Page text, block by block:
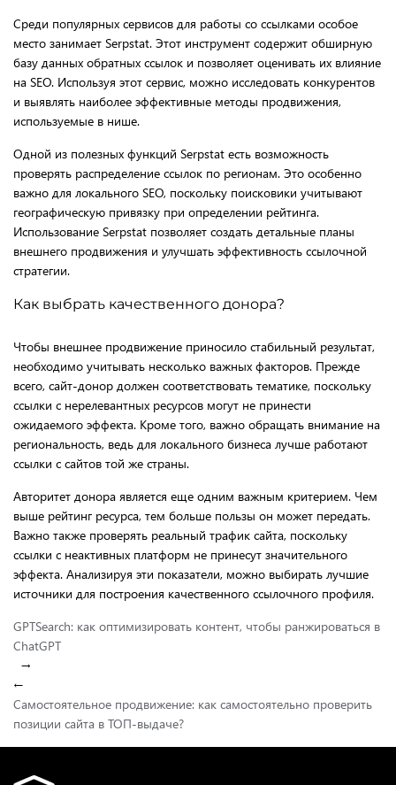
Среди популярных сервисов для работы со ссылками особое
место занимает Serpstat. Этот инструмент содержит обширную
базу данных обратных ссылок и позволяет оценивать их влияние
на SEO. Используя этот сервис, можно исследовать конкурентов
и выявлять наиболее эффективные методы продвижения,
используемые в нише.
Одной из полезных функций Serpstat есть возможность
проверять распределение ссылок по регионам. Это особенно
важно для локального SEO, поскольку поисковики учитывают
географическую привязку при определении рейтинга.
Использование Serpstat позволяет создать детальные планы
внешнего продвижения и улучшать эффективность ссылочной
стратегии.
Как выбрать качественного донора?
Чтобы внешнее продвижение приносило стабильный результат,
необходимо учитывать несколько важных факторов. Прежде
всего, сайт-донор должен соответствовать тематике, поскольку
ссылки с нерелевантных ресурсов могут не принести
ожидаемого эффекта. Кроме того, важно обращать внимание на
региональность, ведь для локального бизнеса лучше работают
ссылки с сайтов той же страны.
Авторитет донора является еще одним важным критерием. Чем
выше рейтинг ресурса, тем больше пользы он может передать.
Важно также проверять реальный трафик сайта, поскольку
ссылки с неактивных платформ не принесут значительного
эффекта. Анализируя эти показатели, можно выбирать лучшие
источники для построения качественного ссылочного профиля.
GPTSearch: как оптимизировать контент, чтобы ранжироваться в
ChatGPT
→
←
Самостоятельное продвижение: как самостоятельно проверить
позиции сайта в ТОП-выдаче?